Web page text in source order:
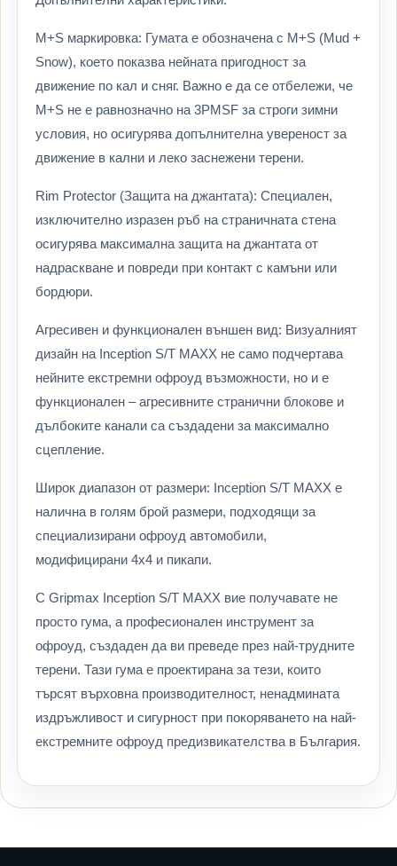
M+S маркировка: Гумата е обозначена с M+S (Mud +
Snow), което показва нейната пригодност за
движение по кал и сняг. Важно е да се отбележи, че
M+S не е равнозначно на 3PMSF за строги зимни
условия, но осигурява допълнителна увереност за
движение в кални и леко заснежени терени.
Rim Protector (Защита на джантата): Специален,
изключително изразен ръб на страничната стена
осигурява максимална защита на джантата от
надраскване и повреди при контакт с камъни или
бордюри.
Агресивен и функционален външен вид: Визуалният
дизайн на Inception S/T MAXX не само подчертава
нейните екстремни офроуд възможности, но и е
функционален – агресивните странични блокове и
дълбоките канали са създадени за максимално
сцепление.
Широк диапазон от размери: Inception S/T MAXX е
налична в голям брой размери, подходящи за
специализирани офроуд автомобили,
модифицирани 4x4 и пикапи.
С Gripmax Inception S/T MAXX вие получавате не
просто гума, а професионален инструмент за
офроуд, създаден да ви преведе през най-трудните
терени. Тази гума е проектирана за тези, които
търсят върховна производителност, ненадмината
издръжливост и сигурност при покоряването на най-
екстремните офроуд предизвикателства в България.